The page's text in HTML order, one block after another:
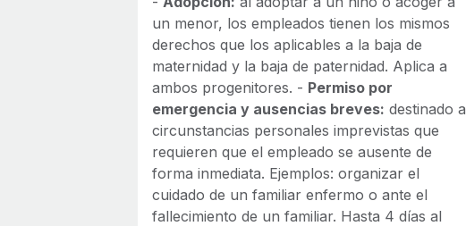
un menor, los empleados tienen los mismos
derechos que los aplicables a la baja de
maternidad y la baja de paternidad. Aplica a
ambos progenitores. - Permiso por
emergencia y ausencias breves: destinado a
circunstancias personales imprevistas que
requieren que el empleado se ausente de
forma inmediata. Ejemplos: organizar el
cuidado de un familiar enfermo o ante el
fallecimiento de un familiar. Hasta 4 días al